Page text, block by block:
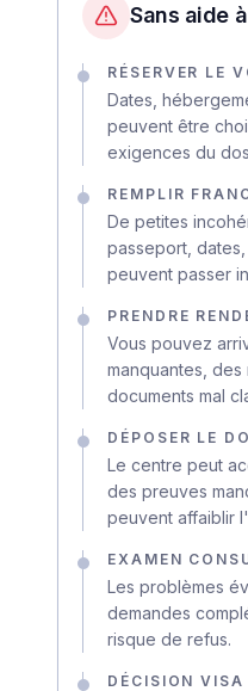
Sans aide
RÉSERVER LE
Dates,
peuvent être
exigences du
REMPLIR
De petites
passeport,
peuvent passer
PRENDRE
Vous pouvez
manquantes,
documents mal
DÉPOSER LE
Le centre peut
des preuves
peuvent affaiblir
EXAMEN
Les problèmes
demandes
risque de refus.
DÉCISION VISA